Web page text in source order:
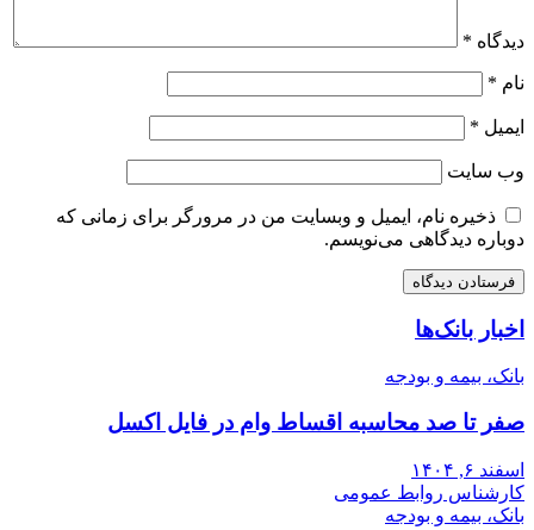
دیدگاه *
نام *
ایمیل *
وب‌ سایت
ذخیره نام، ایمیل و وبسایت من در مرورگر برای زمانی که
دوباره دیدگاهی می‌نویسم.
اخبار بانک‌ها
بانک، بیمه و بودجه
صفر تا صد محاسبه اقساط وام در فایل اکسل
اسفند ۶, ۱۴۰۴
کارشناس روابط عمومی
بانک، بیمه و بودجه